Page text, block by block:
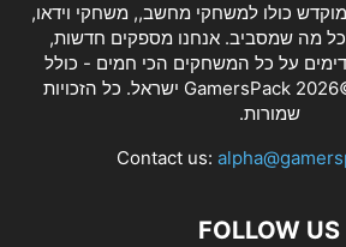
כולו למשחקי מחשב,, משחקי וידאו,
מה שמסביב. אנחנו מספקים חדשות,
על כל המשחקים הכי חמים - כולל
משחקים ישראלים.©2026 GamersPack ישראל. כל הזכויות
שמורות.
Contact us:
FOLLOW US